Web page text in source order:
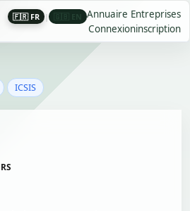
🇫🇷 FR |
Annuaire Entreprises
Connexioninscription
ICSIS